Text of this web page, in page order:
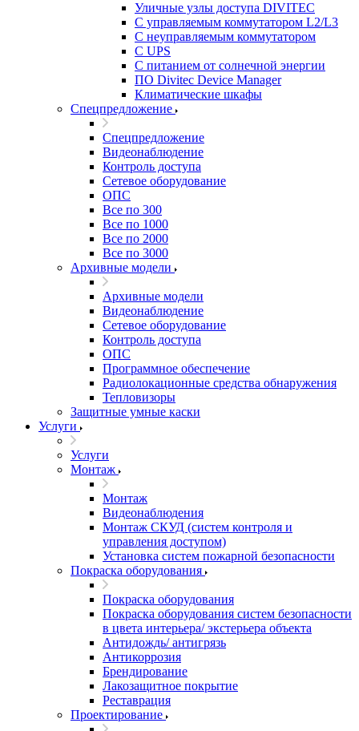
Уличные узлы доступа DIVITEC
С управляемым коммутатором L2/L3
С неуправляемым коммутатором
С UPS
С питанием от солнечной энергии
ПО Divitec Device Manager
Климатические шкафы
Спецпредложение
Спецпредложение
Видеонаблюдение
Контроль доступа
Сетевое оборудование
ОПС
Все по 300
Все по 1000
Все по 2000
Все по 3000
Архивные модели
Архивные модели
Видеонаблюдение
Сетевое оборудование
Контроль доступа
ОПС
Программное обеспечение
Радиолокационные средства обнаружения
Тепловизоры
Защитные умные каски
Услуги
Услуги
Монтаж
Монтаж
Видеонаблюдения
Монтаж СКУД (систем контроля и
управления доступом)
Установка систем пожарной безопасности
Покраска оборудования
Покраска оборудования
Покраска оборудования систем безопасности
в цвета интерьера/ экстерьера объекта
Антидождь/ антигрязь
Антикоррозия
Брендирование
Лакозащитное покрытие
Реставрация
Проектирование